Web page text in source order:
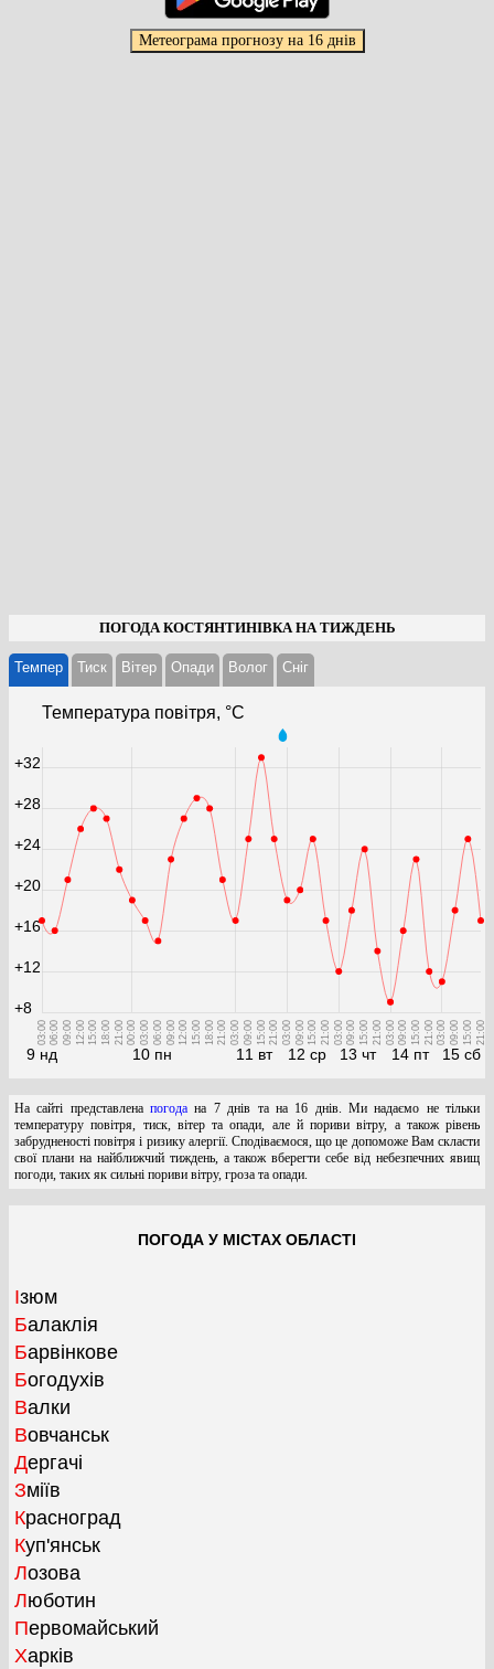
ПОГОДА КОСТЯНТИНІВКА НА ТИЖДЕНЬ
Темпер Тиск Вітер Опади Волог Cніг
Температура повітря, °С
9 нд
03:0006:00 09:00 12:0015:00 18:00 21:00
10 пн
00:00 03:00 06:00 09:0012:00 15:00 18:0021:00
11 вт
03:00 09:00 15:0021:00
12 ср
03:00 09:0015:00 21:00
13 чт
03:0009:00 15:00 21:00
14 пт
03:0009:00 15:00 21:00
15 сб
03:00 09:00 15:00 21:00
+8
+12
+16
+20
+24
+28
+32
На сайті представленапогода на 7 днів та на 16 днів. Ми надаємо не тільки
температуру повітря, тиск, вітер та опади, але й пориви вітру, а також рівень
забрудненості повітря і ризику алергії. Сподіваємося, що це допоможе Вам скласти
свої плани на найближчий тиждень, а також вберегти себе від небезпечних явищ
погоди, таких як сильні пориви вітру, гроза та опади.
ПОГОДА У МІСТАХ ОБЛАСТІ
Ізюм
Балаклія
Барвінкове
Богодухів
Валки
Вовчанськ
Дергачі
Зміїв
Красноград
Куп'янськ
Лозова
Люботин
Первомайський
Харків